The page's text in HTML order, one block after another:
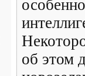
об этом